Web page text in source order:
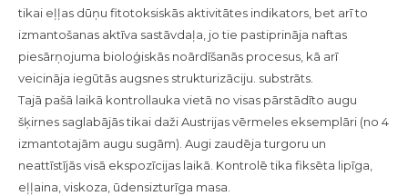
tikai eļļas dūņu fitotoksiskās aktivitātes indikators, bet arī to
izmantošanas aktīva sastāvdaļa, jo tie pastiprināja naftas
piesārņojuma bioloģiskās noārdīšanās procesus, kā arī
veicināja iegūtās augsnes strukturizāciju. substrāts.
Tajā pašā laikā kontrollauka vietā no visas pārstādīto augu
šķirnes saglabājās tikai daži Austrijas vērmeles eksemplāri (no 4
izmantotajām augu sugām). Augi zaudēja turgoru un
neattīstījās visā ekspozīcijas laikā. Kontrolē tika fiksēta lipīga,
eļļaina, viskoza, ūdensizturīga masa.